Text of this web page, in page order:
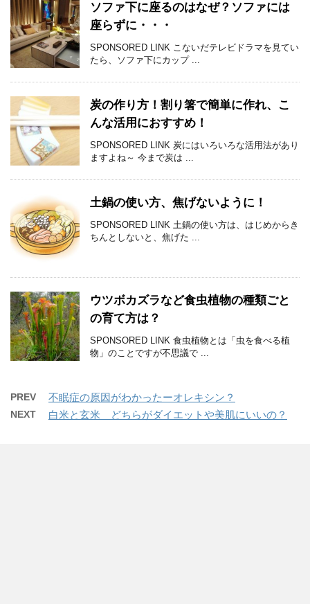
ソファ下に座るのはなぜ？ソファには
座らずに・・・
SPONSORED LINK こないだテレビドラマを見てい
たら、ソファ下にカップ ...
炭の作り方！割り箸で簡単に作れ、こ
んな活用におすすめ！
SPONSORED LINK 炭にはいろいろな活用法があり
ますよね～ 今まで炭は ...
土鍋の使い方、焦げないように！
SPONSORED LINK 土鍋の使い方は、はじめからき
ちんとしないと、焦げた ...
ウツボカズラなど食虫植物の種類ごと
の育て方は？
SPONSORED LINK 食虫植物とは「虫を食べる植
物」のことですが不思議で ...
PREV 不眠症の原因がわかったーオレキシン？
NEXT 白米と玄米 どちらがダイエットや美肌にいいの？